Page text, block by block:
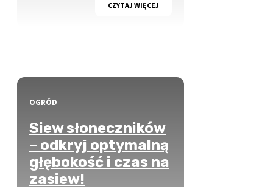
CZYTAJ WIĘCEJ
OGRÓD
Siew słoneczników
– odkryj optymalną
głębokość i czas na
zasiew!